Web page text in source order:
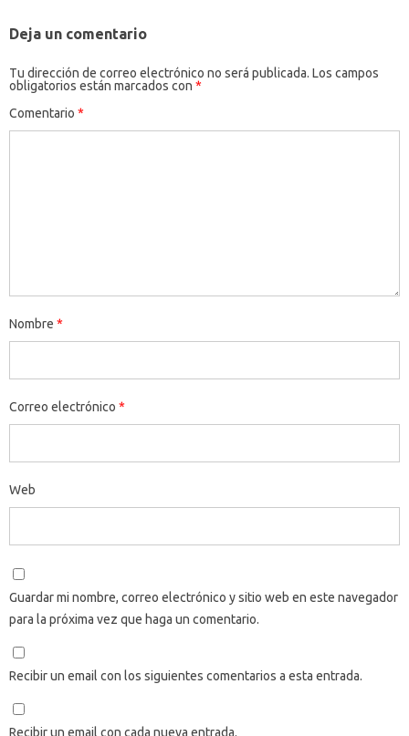
Deja un comentario
Tu dirección de correo electrónico no será publicada. Los campos
obligatorios están marcados con *
Comentario *
Nombre *
Correo electrónico *
Web
Guardar mi nombre, correo electrónico y sitio web en este navegador
para la próxima vez que haga un comentario.
Recibir un email con los siguientes comentarios a esta entrada.
Recibir un email con cada nueva entrada.